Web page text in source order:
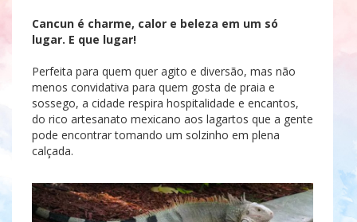
Cancun é charme, calor e beleza em um só
lugar. E que lugar!
Perfeita para quem quer agito e diversão, mas não
menos convidativa para quem gosta de praia e
sossego, a cidade respira hospitalidade e encantos,
do rico artesanato mexicano aos lagartos que a gente
pode encontrar tomando um solzinho em plena
calçada.